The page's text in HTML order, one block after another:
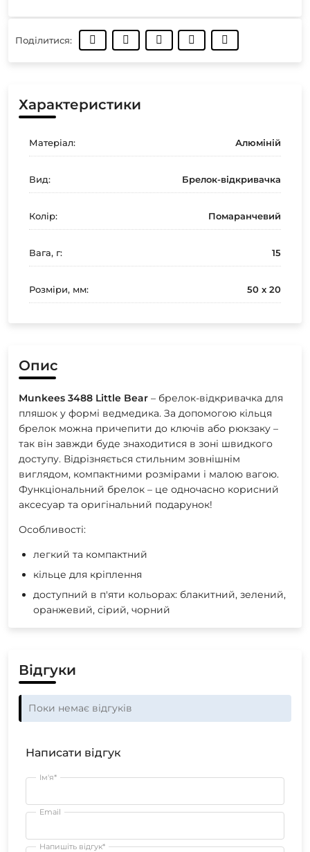
Поділитися:
Характеристики
Матеріал: Алюміній
Вид: Брелок-відкривачка
Колір: Помаранчевий
Вага, г: 15
Розміри, мм: 50 х 20
Опис
Munkees 3488 Little Bear – брелок-відкривачка для
пляшок у формі ведмедика. За допомогою кільця
брелок можна причепити до ключів або рюкзаку –
так він завжди буде знаходитися в зоні швидкого
доступу. Відрізняється стильним зовнішнім
виглядом, компактними розмірами і малою вагою.
Функціональний брелок – це одночасно корисний
аксесуар та оригінальний подарунок!
Особливості:
легкий та компактний
кільце для кріплення
доступний в п'яти кольорах: блакитний, зелений,
оранжевий, сірий, чорний
Відгуки
Поки немає відгуків
Написати відгук
Ім'я*
Email
Напишіть відгук*